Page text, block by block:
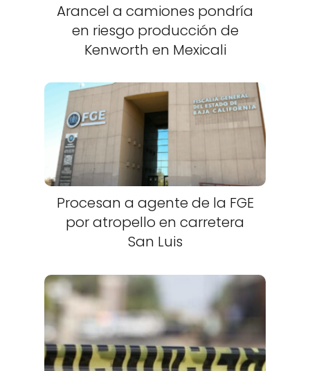
Arancel a camiones pondría
en riesgo producción de
Kenworth en Mexicali
Procesan a agente de la FGE
por atropello en carretera
San Luis